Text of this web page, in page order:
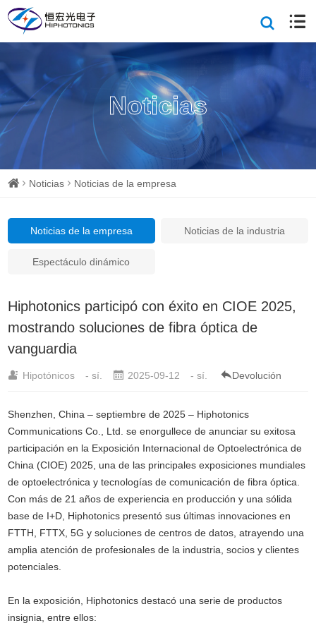
Noticias
Noticias Noticias de la empresa
Noticias de la empresa Noticias de la industria
Espectáculo dinámico
Hiphotonics participó con éxito en CIOE 2025,
mostrando soluciones de fibra óptica de
vanguardia
Hipotónicos - sí. 2025-09-12 - sí. Devolución
Shenzhen, China – septiembre de 2025 – Hiphotonics
Communications Co., Ltd. se enorgullece de anunciar su exitosa
participación en la Exposición Internacional de Optoelectrónica de
China (CIOE) 2025, una de las principales exposiciones mundiales
de optoelectrónica y tecnologías de comunicación de fibra óptica.
Con más de 21 años de experiencia en producción y una sólida
base de I+D, Hiphotonics presentó sus últimas innovaciones en
FTTH
FTTX , 5G y soluciones de centros de datos, atrayendo una
amplia atención de profesionales de la industria, socios y clientes
potenciales.
En la exposición, Hiphotonics destacó una serie de productos
insignia, entre ellos: